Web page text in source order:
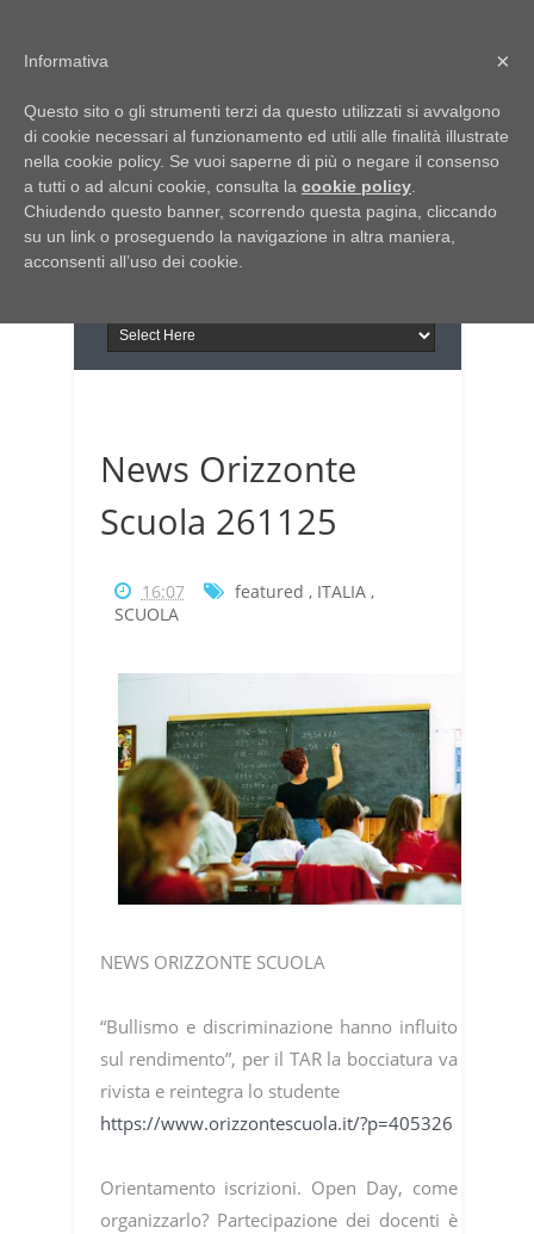
Italia Notizie
Giornale di Basilicata
Giornale di Puglia
INFORMAPUGLIA
Il portale n.1 del lavoro
in Puglia
News Orizzonte
Scuola 261125
16:07 featured , ITALIA,
SCUOLA
NEWS ORIZZONTE SCUOLA
“Bullismo e discriminazione hanno influito
sul rendimento”, per il TAR la bocciatura va
rivista e reintegra lo studente
https://www.orizzontescuola.it/?p=405326
Orientamento iscrizioni. Open Day, come
organizzarlo? Partecipazione dei docenti è
×
Informativa
Questo sito o gli strumenti terzi da questo utilizzati si avvalgono
di cookie necessari al funzionamento ed utili alle finalità illustrate
nella cookie policy. Se vuoi saperne di più o negare il consenso
a tutti o ad alcuni cookie, consulta la cookie policy
Chiudendo questo banner, scorrendo questa pagina, cliccando
su un link o proseguendo la navigazione in altra maniera,
acconsenti all’uso dei cookie.